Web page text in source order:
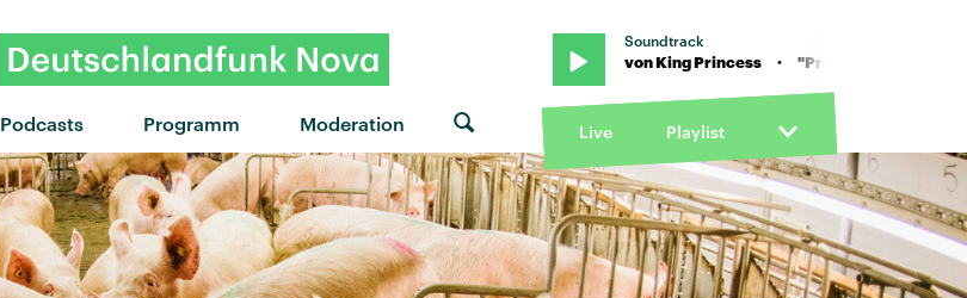
Podcasts Programm Moderation
Soundtrack
"Prophet" von King Princess · "Prophet" von King Princess · "Prophet" von King Princess
Live Playlist